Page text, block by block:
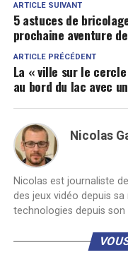
ARTICLE SUIVANT
5 astuces de
prochaine aventure
ARTICLE PRÉCÉDENT
La « ville sur le
au bord du lac avec
Nicolas
Nicolas est journaliste
des jeux vidéo depuis
technologies depuis son